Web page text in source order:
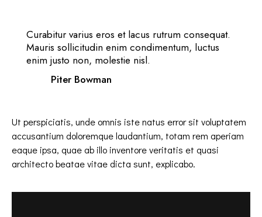
Curabitur varius eros et lacus rutrum consequat.
Mauris sollicitudin enim condimentum, luctus
enim justo non, molestie nisl.
Piter Bowman
Ut perspiciatis, unde omnis iste natus error sit voluptatem
accusantium doloremque laudantium, totam rem aperiam
eaque ipsa, quae ab illo inventore veritatis et quasi
architecto beatae vitae dicta sunt, explicabo.